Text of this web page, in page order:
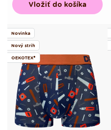
Vložiť do košíka
Novinka
Nový strih
OEKOTEX®